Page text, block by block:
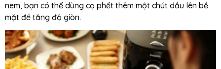
nem, bạn có thể dùng cọ phết thêm một chút dầu lên bề
mặt để tăng độ giòn.